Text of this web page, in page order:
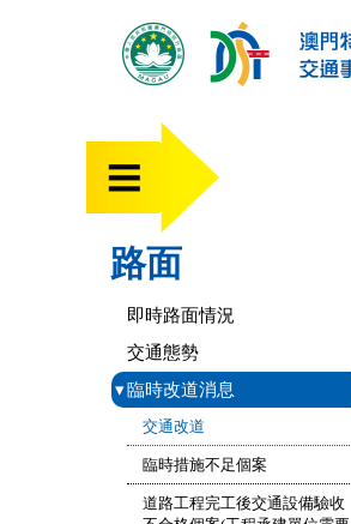
路面
即時路面情況
交通態勢
▾臨時改道消息
交通改道
臨時措施不足個案
道路工程完工後交通設備驗收